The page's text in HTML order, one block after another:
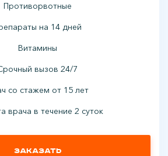
Противорвотные
на 14 дней
Витамины
вызов 24/7
со стажем от 15 лет
врача в течение 2 суток
Заказать